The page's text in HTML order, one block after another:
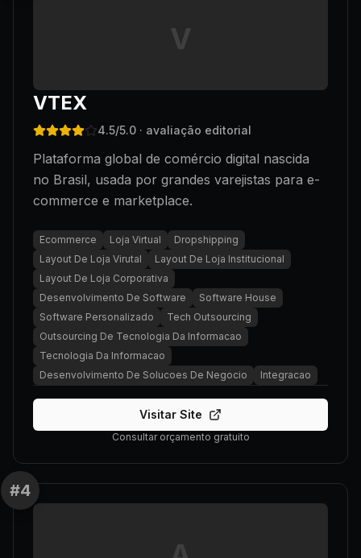
V
VTEX
4.5/5.0 · avaliação editorial
Plataforma global de comércio digital nascida
no Brasil, usada por grandes varejistas para e-
commerce e marketplace.
Ecommerce Loja Virtual
Dropshipping
Layout De Loja Virutal
Layout De Loja Institucional
Layout De Loja Corporativa
Desenvolvimento De Software
Software House
Software Personalizado
Tech Outsourcing
Outsourcing De Tecnologia Da Informacao
Tecnologia Da Informacao
Desenvolvimento De Solucoes De Negocio
Integracao
Visitar Site
Consultar orçamento gratuito
#4